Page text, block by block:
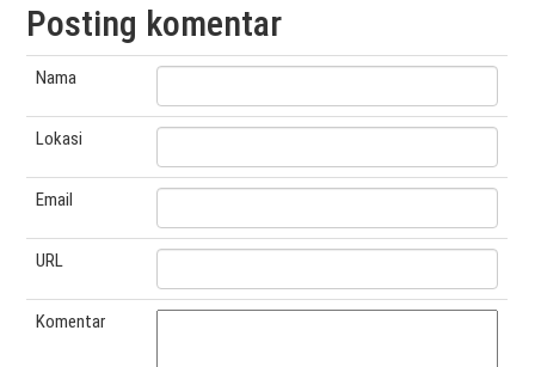
Posting komentar
Nama
Lokasi
Email
URL
Komentar